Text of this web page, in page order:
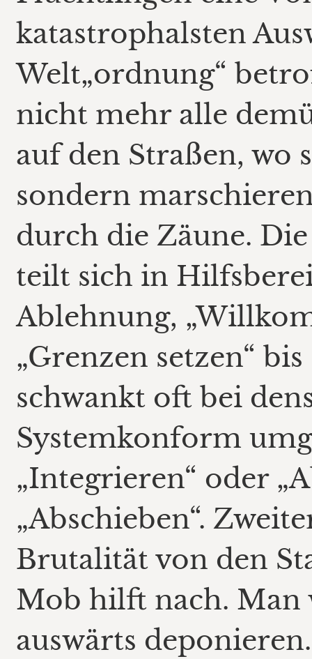
katastrophalsten
Welt„ordnung“
nicht mehr alle
auf den Straßen, wo
sondern
durch die Zäune.
teilt sich in
Ablehnung,
„Grenzen setzen“
schwankt oft bei
Systemkonform
„Integrieren“ oder
„Abschieben“.
Brutalität von den
Mob hilft nach. Man
auswärts